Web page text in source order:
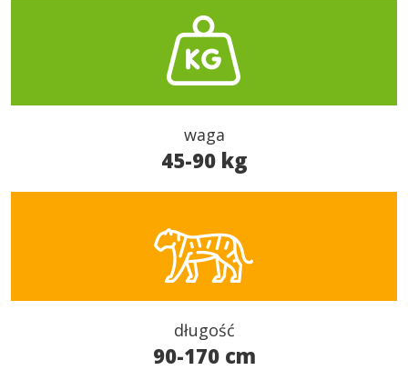
waga
45-90 kg
długość
90-170 cm